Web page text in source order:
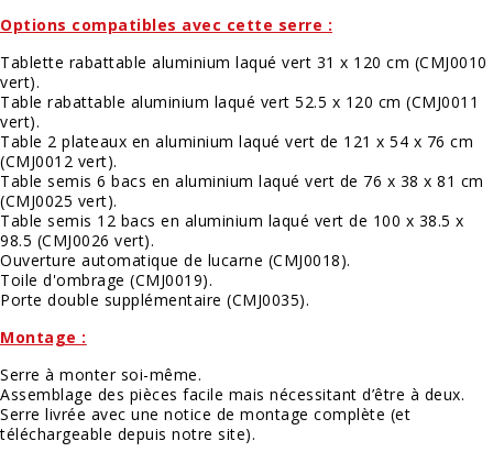
Options compatibles avec cette serre :
Tablette rabattable aluminium laqué vert 31 x 120 cm (CMJ0010
vert).
Table rabattable aluminium laqué vert 52.5 x 120 cm (CMJ0011
vert).
Table 2 plateaux en aluminium laqué vert de 121 x 54 x 76 cm
(CMJ0012 vert).
Table semis 6 bacs en aluminium laqué vert de 76 x 38 x 81 cm
(CMJ0025 vert).
Table semis 12 bacs en aluminium laqué vert de 100 x 38.5 x
98.5 (CMJ0026 vert).
Ouverture automatique de lucarne (CMJ0018).
Toile d'ombrage (CMJ0019).
Porte double supplémentaire (CMJ0035).
Montage :
Serre à monter soi-même.
Assemblage des pièces facile mais nécessitant d’être à deux.
Serre livrée avec une notice de montage complète (et
téléchargeable depuis notre site).